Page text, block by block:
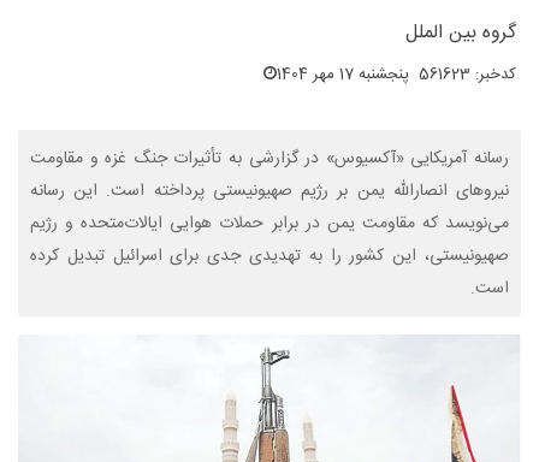
گروه بین الملل
کدخبر: 561623 پنجشنبه 17 مهر 1404
رسانه آمریکایی «آکسیوس» در گزارشی به تأثیرات جنگ غزه و مقاومت
نیروهای انصارالله یمن بر رژیم صهیونیستی پرداخته است. این رسانه
می‌نویسد که مقاومت یمن در برابر حملات هوایی ایالات‌متحده و رژیم
صهیونیستی، این کشور را به تهدیدی جدی برای اسرائیل تبدیل کرده
است.